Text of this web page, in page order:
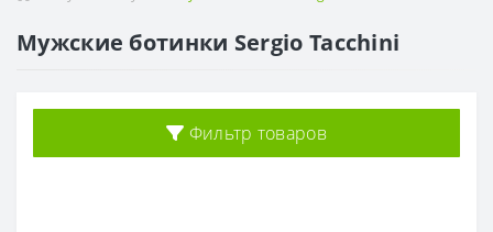
Мужские ботинки Sergio Tacchini
Фильтр товаров